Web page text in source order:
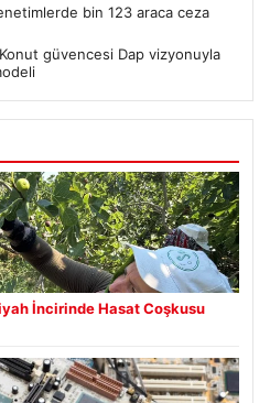
bin 123 araca ceza
Konut güvencesi Dap vizyonuyla
İncirinde Hasat Coşkusu